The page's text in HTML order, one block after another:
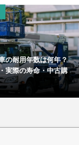
の耐用年数は何年？
実際の寿命・中古購